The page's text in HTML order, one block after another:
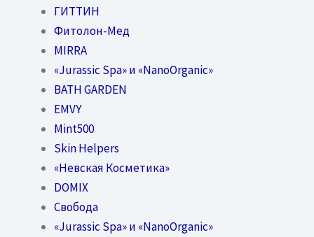
ГИТТИН
Фитолон-Мед
MIRRA
«Jurassic Spa» и «NanoOrganic»
BATH GARDEN
EMVY
Mint500
Skin Helpers
«Невская Косметика»
DOMIX
Свобода
«Jurassic Spa» и «NanoOrganic»